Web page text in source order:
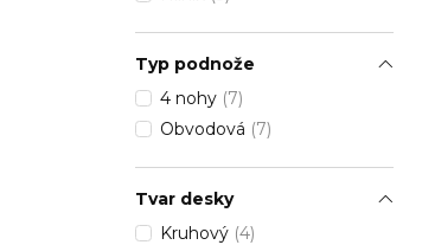
Typ podnože
4 nohy (7)
Obvodová (7)
Tvar desky
Kruhový (4)